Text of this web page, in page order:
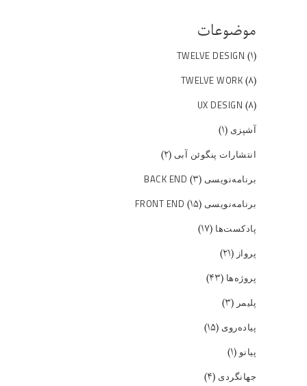
موضوعات
TWELVE DESIGN (۱)
TWELVE WORK (۸)
UX DESIGN (۸)
آشپزی (۱)
انتشارات پنگوئن آبی (۲)
برنامه‌نویسی BACK END (۳)
برنامه‌نویسی FRONT END (۱۵)
پادکست‌ها (۱۷)
پرواز (۲۱)
پروژه‌ها (۴۳)
پلیمر (۳)
پیاده‌روی (۱۵)
پیانو(۱)
جهانگردی (۴)